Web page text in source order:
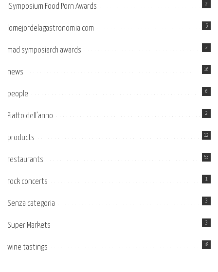
iSymposium Food Porn Awards 2
lomejordelagastronomia.com 5
mad symposiarch awards 2
news 16
people 6
Piatto dell’anno 2
products 12
restaurants 53
rock concerts 1
Senza categoria 3
Super Markets 3
wine tastings 18